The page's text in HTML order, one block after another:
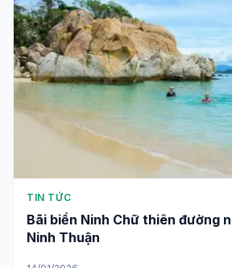
TIN TỨC
Bãi biển Ninh Chữ thiên đường
Ninh Thuận